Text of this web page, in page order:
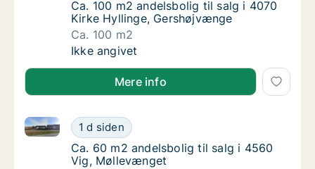
Ca. 100 m2 andelsbolig til salg i 4070
Ca. 100 m2 andelsbolig til salg i 4070
Kirke Hyllinge, Gershøjvænge
Ca. 100 m2
Ca. 100 m2 andelsbolig til salg i 4070
Ikke angivet
Mere info
Ca. 60 m2 andelsbolig til salg i 4560 Vig,
1 d siden
Ca. 60 m2 andelsbolig til salg i 4560 Vig,
Ca. 60 m2 andelsbolig til salg i 4560 Vig,
Ca. 60 m2 andelsbolig til salg i 4560
Vig, Møllevænget